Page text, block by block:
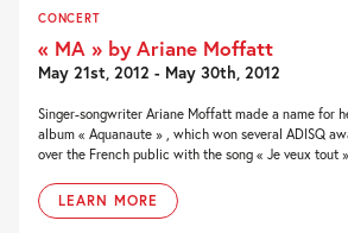
CONCERT
« MA » by Ariane Moffatt
May 21st, 2012 - May 30th, 2012
Singer-songwriter Ariane Moffatt made a name for
album « Aquanaute » , which won several ADISQ
over the French public with the song « Je veux tout
LEARN MORE